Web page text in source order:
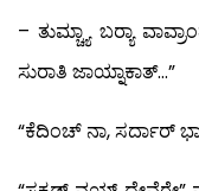
– ತುಮ್ಚ್ಯಾ ಬರ‍್ಯಾ
ಸುರಾತಿ ಜಾಯ್ನಾಕಾತ್…”
“ಕೆದಿಂಚ್ ನಾ, ಸರ್ದಾರ್